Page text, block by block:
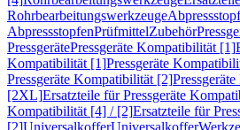
Rohrbearbeitungswerkzeuge
AbpressstopfenPrüfmittelZubehör
PressgerätePressgeräte Kompatibilität [1]
Kompatibilität [1]Pressgeräte
Pressgeräte Kompatibilität [2]
[2XL]Ersatzteile für Pressgeräte
Kompatibilität [4] / [2]Ersatzteile für
[2]UniversalkofferUniversalkoffer